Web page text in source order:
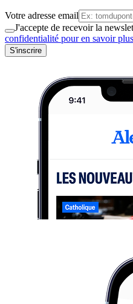
Votre adresse email
J'accepte de recevoir la
confidentialité pour en savoir
S'inscrire